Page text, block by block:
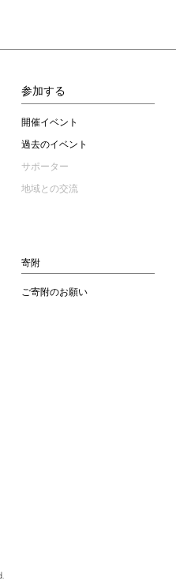
参加する
開催イベント
過去のイベント
サポーター
地域との交流
寄附
ご寄附のお願い